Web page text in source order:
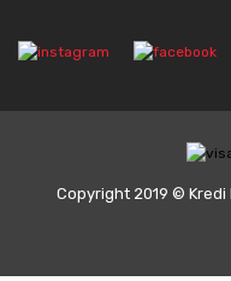
Copyright 2019 © Kredi